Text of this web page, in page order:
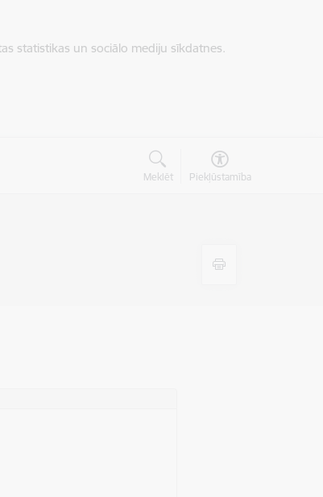
statistikas un sociālo mediju sīkdatnes.
Meklēt Piekļūstamība